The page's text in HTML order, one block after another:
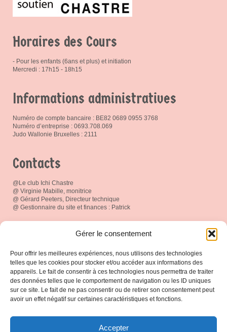
Gérer le consentement
Pour offrir les meilleures expériences, nous utilisons des technologies
telles que les cookies pour stocker et/ou accéder aux informations des
appareils. Le fait de consentir à ces technologies nous permettra de traiter
des données telles que le comportement de navigation ou les ID uniques
sur ce site. Le fait de ne pas consentir ou de retirer son consentement peut
avoir un effet négatif sur certaines caractéristiques et fonctions.
Accepter
Horaires des Cours
- Pour les enfants (6ans et plus) et initiation
Mercredi : 17h15 - 18h15
Informations administratives
Numéro de compte bancaire : BE82 0689 0955 3768
Numéro d’entreprise : 0693.708.069
Judo Wallonie Bruxelles : 2111
Contacts
@Le club Ichi Chastre
@ Virginie Mabille, monitrice
@ Gérard Peeters, Directeur technique
@ Gestionnaire du site et finances : Patrick
Réseau social
Espace Membres